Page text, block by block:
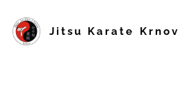
Jitsu Karate Krnov